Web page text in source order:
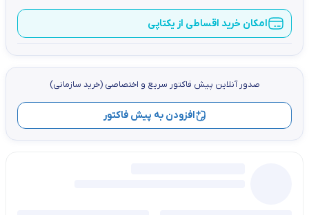
امکان خرید اقساطی از یکتاپی
صدور آنلاین پيش فاكتور سریع و اختصاصي (خرید سازمانی)
افزودن به پیش فاکتور